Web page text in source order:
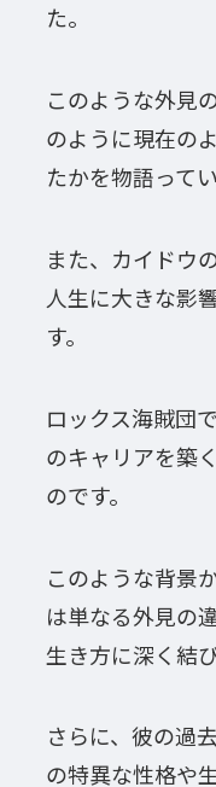
た。
このような外見
のように現在の
たかを物語ってい
また、カイドウ
人生に大きな影
す。
ロックス海賊団
のキャリアを築
のです。
このような背景
は単なる外見の
生き方に深く結
さらに、彼の過
の特異な性格や